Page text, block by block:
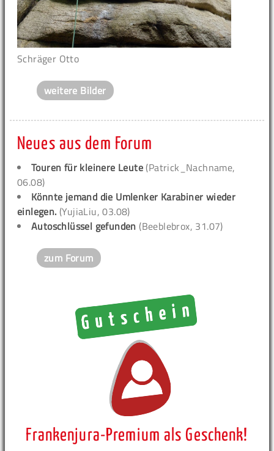
Schräger Otto
weitere Bilder
Neues aus dem Forum
Touren für kleinere Leute (Patrick_Nachname,
06.08)
Könnte jemand die Umlenker Karabiner wieder
einlegen. (YujiaLiu, 03.08)
Autoschlüssel gefunden (Beeblebrox, 31.07)
zum Forum
Frankenjura-Premium als Geschenk!